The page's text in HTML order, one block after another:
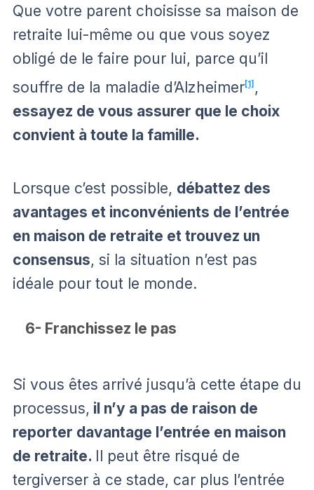
Que votre parent choisisse sa maison de
retraite lui-même ou que vous soyez
obligé de le faire pour lui, parce qu’il
souffre de la maladie d’Alzheimer[1] ,
essayez de vous assurer que le choix
convient à toute la famille.
Lorsque c’est possible, débattez des
avantages et inconvénients de l’entrée
en maison de retraite et trouvez un
consensus, si la situation n’est pas
idéale pour tout le monde.
6- Franchissez le pas
Si vous êtes arrivé jusqu’à cette étape du
processus, il n’y a pas de raison de
reporter davantage l’entrée en maison
de retraite.
Il peut être risqué de
tergiverser à ce stade, car plus l’entrée